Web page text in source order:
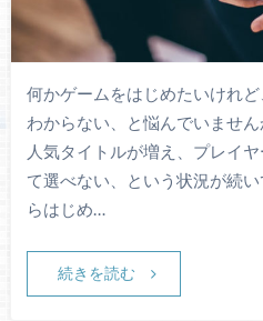
何かゲームをはじめたいけれ
わからない、と悩んでいませ
人気タイトルが増え、プレイ
て選べない、という状況が続
らはじめ…
続きを読む